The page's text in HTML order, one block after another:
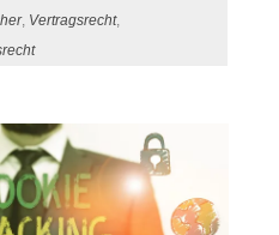
, Vertragsrecht,